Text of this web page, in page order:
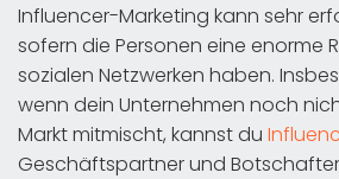
Influencer-Marketing kann sehr
sofern die Personen eine enorme
sozialen Netzwerken haben.
wenn dein Unternehmen noch
Markt mitmischt, kannst du
Geschäftspartner und